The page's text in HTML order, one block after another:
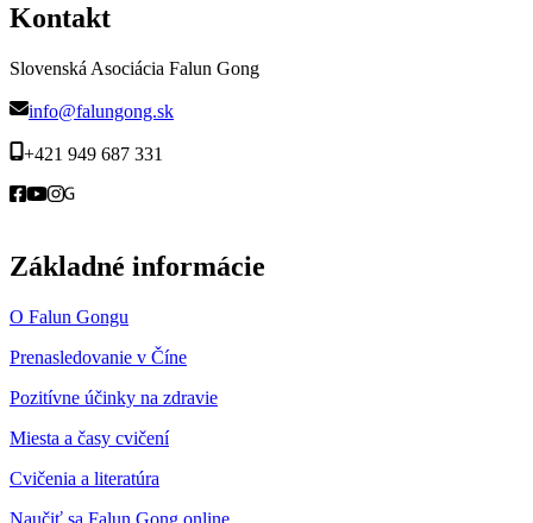
Kontakt
Slovenská Asociácia Falun Gong
info@falungong.sk
+421 949 687 331
Základné informácie
O Falun Gongu
Prenasledovanie v Číne
Pozitívne účinky na zdravie
Miesta a časy cvičení
Cvičenia a literatúra
Naučiť sa Falun Gong online